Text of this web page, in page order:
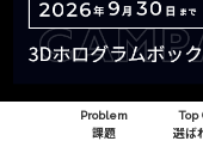
Problem
課題
Top
選ば